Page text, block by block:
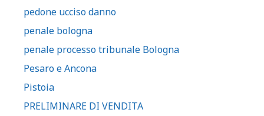
pedone ucciso danno
penale bologna
penale processo tribunale Bologna
Pesaro e Ancona
Pistoia
PRELIMINARE DI VENDITA